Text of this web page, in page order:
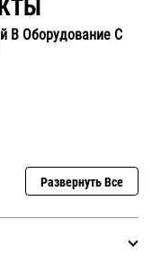
В Оборудование С
Развернуть Все